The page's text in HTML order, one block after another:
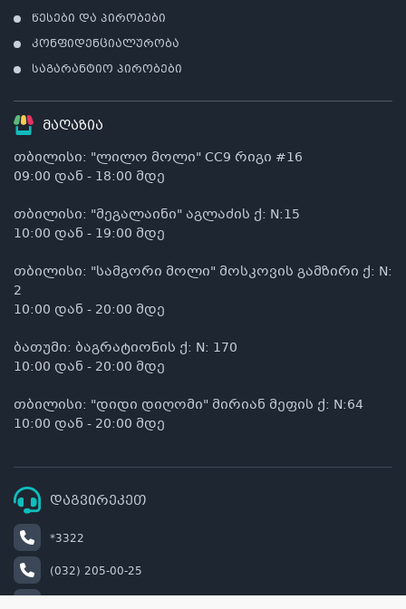
წესები და პირობები
კონფიდენციალურობა
საგარანტიო პირობები
მაღაზია
თბილისი: "ლილო მოლი" CC9 რიგი #16
09:00 დან - 18:00 მდე
თბილისი: "მეგალაინი" აგლაძის ქ: N:15
10:00 დან - 19:00 მდე
თბილისი: "სამგორი მოლი" მოსკოვის გამზირი ქ: N:
2
10:00 დან - 20:00 მდე
ბათუმი: ბაგრატიონის ქ: N: 170
10:00 დან - 20:00 მდე
თბილისი: "დიდი დიღომი" მირიან მეფის ქ: N:64
10:00 დან - 20:00 მდე
დაგვირეკეთ
*3322
(032) 205-00-25